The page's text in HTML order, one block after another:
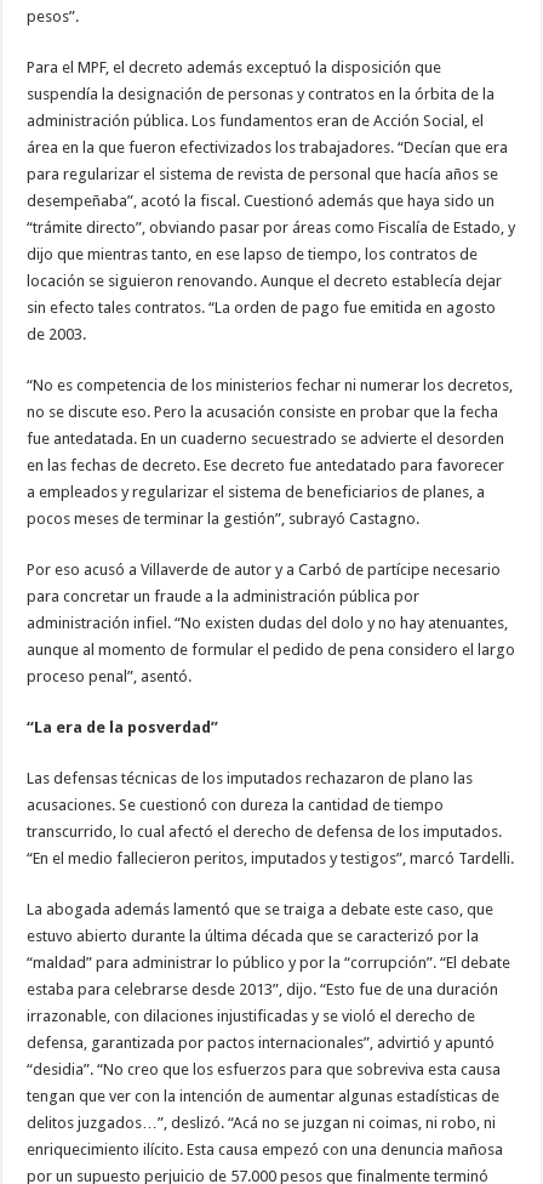
pesos”.
Para el MPF, el decreto además exceptuó la disposición que
suspendía la designación de personas y contratos en la órbita de la
administración pública. Los fundamentos eran de Acción Social, el
área en la que fueron efectivizados los trabajadores. “Decían que era
para regularizar el sistema de revista de personal que hacía años se
desempeñaba”, acotó la fiscal. Cuestionó además que haya sido un
“trámite directo”, obviando pasar por áreas como Fiscalía de Estado, y
dijo que mientras tanto, en ese lapso de tiempo, los contratos de
locación se siguieron renovando. Aunque el decreto establecía dejar
sin efecto tales contratos. “La orden de pago fue emitida en agosto
de 2003.
“No es competencia de los ministerios fechar ni numerar los decretos,
no se discute eso. Pero la acusación consiste en probar que la fecha
fue antedatada. En un cuaderno secuestrado se advierte el desorden
en las fechas de decreto. Ese decreto fue antedatado para favorecer
a empleados y regularizar el sistema de beneficiarios de planes, a
pocos meses de terminar la gestión”, subrayó Castagno.
Por eso acusó a Villaverde de autor y a Carbó de partícipe necesario
para concretar un fraude a la administración pública por
administración infiel. “No existen dudas del dolo y no hay atenuantes,
aunque al momento de formular el pedido de pena considero el largo
proceso penal”, asentó.
“La era de la posverdad”
Las defensas técnicas de los imputados rechazaron de plano las
acusaciones. Se cuestionó con dureza la cantidad de tiempo
transcurrido, lo cual afectó el derecho de defensa de los imputados.
“En el medio fallecieron peritos, imputados y testigos”, marcó Tardelli.
La abogada además lamentó que se traiga a debate este caso, que
estuvo abierto durante la última década que se caracterizó por la
“maldad” para administrar lo público y por la “corrupción”. “El debate
estaba para celebrarse desde 2013”, dijo. “Esto fue de una duración
irrazonable, con dilaciones injustificadas y se violó el derecho de
defensa, garantizada por pactos internacionales”, advirtió y apuntó
“desidia”. “No creo que los esfuerzos para que sobreviva esta causa
tengan que ver con la intención de aumentar algunas estadísticas de
delitos juzgados…”, deslizó. “Acá no se juzgan ni coimas, ni robo, ni
enriquecimiento ilícito. Esta causa empezó con una denuncia mañosa
por un supuesto perjuicio de 57.000 pesos que finalmente terminó